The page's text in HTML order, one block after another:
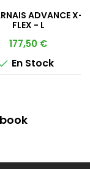
ADVANCE X-
FLEX - L
Prix
177,50 €
En Stock